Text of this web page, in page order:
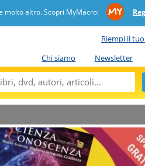
molto altro. Scopri MyMacro:
Riempi il
Chi siamo
Newsletter